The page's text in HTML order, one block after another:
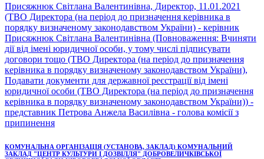
Присяжнюк Світлана Валентинівна, Директор, 11.01.2021
(ТВО Директора (на період до призначення керівника в
порядку визначеному законодавством України) - керівник
Присяжнюк Світлана Валентинівна (Повноваження: Вчиняти
дії від імені юридичної особи, у тому числі підписувати
договори тощо (ТВО Директора (на період до призначення
керівника в порядку визначеному законодавством України),
Подавати документи для державної реєстрації від імені
юридичної особи (ТВО Директора (на період до призначення
керівника в порядку визначеному законодавством України)) -
представник Петрова Анжела Василівна - голова комісії з
припинення
КОМУНАЛЬНА ОРГАНІЗАЦІЯ (УСТАНОВА, ЗАКЛАД) КОМУНАЛЬНИЙ
ЗАКЛАД "ЦЕНТР КУЛЬТУРИ І ДОЗВІЛЛЯ" ДОБРОВЕЛИЧКІВСЬКОЇ